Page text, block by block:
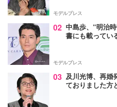
モデルプレス
02 中島歩、“明治
書にも載ってい
モデルプレス
03 及川光博、再婚
ておりました方